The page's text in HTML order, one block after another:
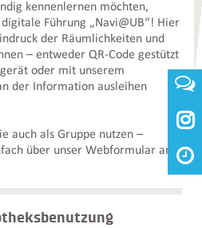
kennenlernen möchten,
Führung „Navi@UB“! Hier
der Räumlichkeiten und
– entweder QR-Code gestützt
oder mit unserem
der Information ausleihen
auch als Gruppe nutzen –
über unser Webformular an!
